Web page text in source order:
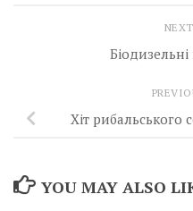
Хіт рибальського
YOU MAY ALSO